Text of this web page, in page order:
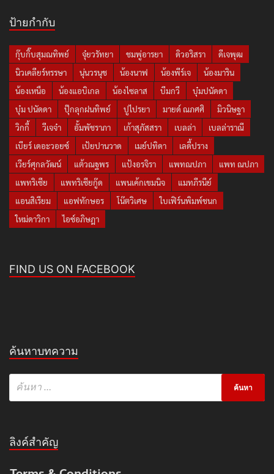
ป้ายกำกับ
กุ๊บกิ๊บสุมณทิพย์ จุ๋ยวรัทยา ชมพู่อารยา ดิวอริสรา
ดีเจพุฒ
นิวเคลียร์หรรษา
นุ่นวรนุช น้องนาฟ น้องพีร์เจ
น้องมาริน
น้องเหนือ
น้องแอบิเกล น้องไซลาส บีมกวี
บุ๋มปนัดดา
บุ๋ม ปนัดดา
ปุ๊กลุกฝนทิพย์ ปูไปรยา มายด์ ณภศศิ
มิวนิษฐา
วิกกี้
วีเจจ๋า อั้มพัชราภา เก้าสุภัสสรา เบลล่า
เบลล่าราณี
เบียร์ เดอะวอยซ์
เป้ยปานวาด เมย์ปทิดา
เลดี้ปราง
เวียร์ศุกลวัฒน์
แต้วณฐพร แป้งอรจิรา แพทณปภา
แพท ณปภา
แพทริเซีย
แพทริเซียกู๊ด แพนเค้กเขมนิจ
แมทภีรนีย์
แอนสิเรียม
แอฟทักษอร โน๊ตวิเศษ
ใบเฟิร์นพิมพ์ชนก
ใหม่ดาวิกา
ไอซ์อภิษฎา
FIND US ON FACEBOOK
ค้นหาบทความ
ลิงค์สำคัญ